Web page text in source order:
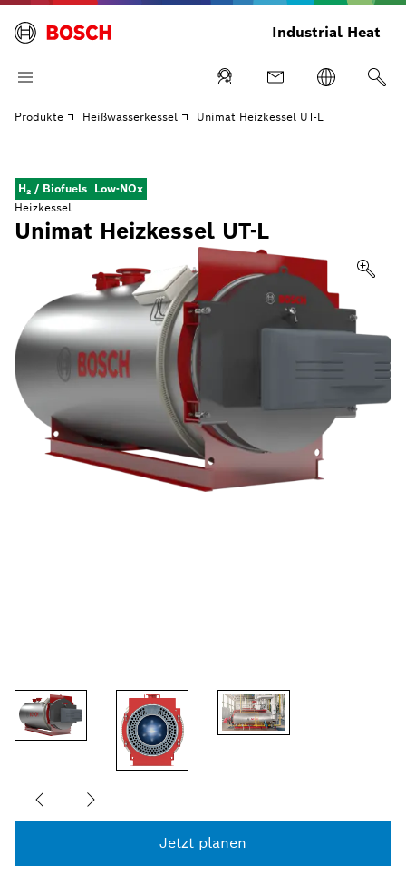
Industrial Heat
Produkte Heißwasserkessel Unimat Heizkessel UT-L
H₂ / Biofuels Low-NOx
Heizkessel
Unimat Heizkessel UT-L
Jetzt planen